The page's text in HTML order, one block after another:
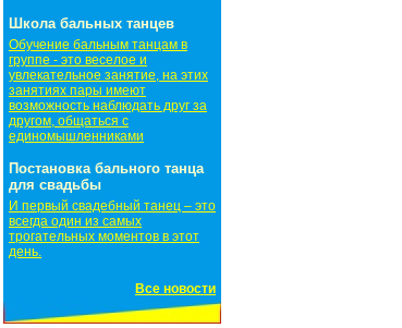
Школа бальных танцев
Обучение бальным танцам в
группе - это веселое и
увлекательное занятие, на этих
занятиях пары имеют
возможность наблюдать друг за
другом, общаться с
единомышленниками
Постановка бального танца
для свадьбы
И первый свадебный танец – это
всегда один из самых
трогательных моментов в этот
день.
Все новости